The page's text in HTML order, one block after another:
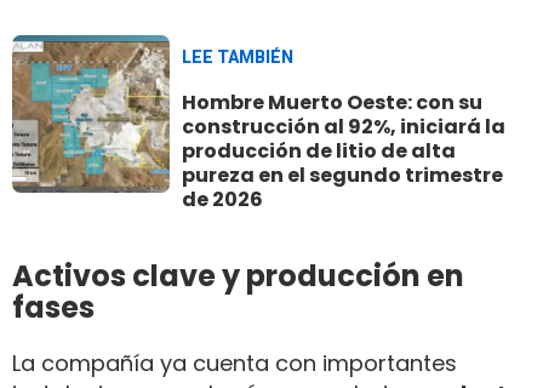
LEE TAMBIÉN
Hombre Muerto Oeste: con su
construcción al 92%, iniciará la
producción de litio de alta
pureza en el segundo trimestre
de 2026
Activos clave y producción en
fases
La compañía ya cuenta con importantes